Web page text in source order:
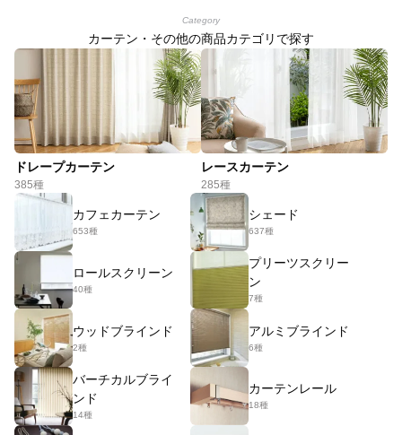
Category
カーテン・その他の商品カテゴリで探す
ドレープカーテン
385種
レースカーテン
285種
カフェカーテン
653種
シェード
637種
ロールスクリーン
40種
プリーツスクリー
ン
7種
ウッドブラインド
2種
アルミブラインド
6種
バーチカルブライ
ンド
14種
カーテンレール
18種